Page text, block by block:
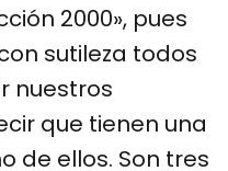
2000», pues
sutileza todos
nuestros
que tienen una
de ellos. Son tres